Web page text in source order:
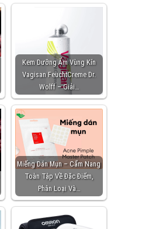
Kem Dưỡng Ẩm Vùng Kín
Vagisan FeuchtCreme Dr.
Wolff – Giải…
Miếng Dán Mụn – Cẩm Nang
Toàn Tập Về Đặc Điểm,
Phân Loại Và…